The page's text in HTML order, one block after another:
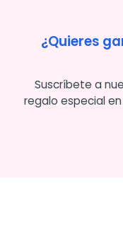
¿Quieres
Suscríbete a
regalo especial